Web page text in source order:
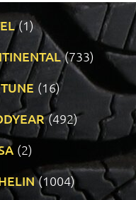
(1)
(733)
(16)
(492)
(2)
(1004)